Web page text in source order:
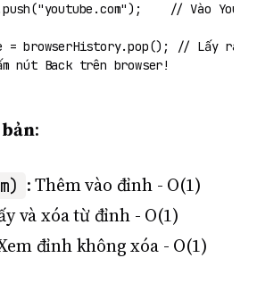
"youtube.com" ); // Vào
= browserHistory.pop();
// Lấy ra
nút Back trên browser!
:
: Thêm vào đỉnh - O(1)
và xóa từ đỉnh - O(1)
đỉnh không xóa - O(1)